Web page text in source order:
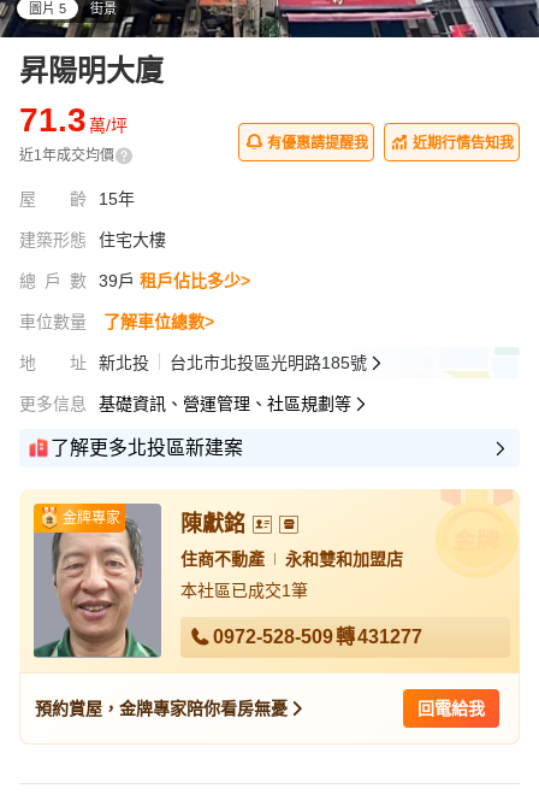
圖片 5 街景
昇陽明大廈
71.3萬/坪
近1年成交均價
有優惠請提醒我 近期行情告知我
屋齡 15年
建築形態 住宅大樓
總戶數 39戶 租戶佔比多少>
車位數量 了解車位總數>
地址 新北投 台北市北投區光明路185號
更多信息 基礎資訊、營運管理、社區規劃等
了解更多北投區新建案
金牌專家 陳獻銘
住商不動產
永和雙和加盟店
本社區已成交1筆
0972-528-509轉431277
預約賞屋，金牌專家陪你看房無憂 回電給我